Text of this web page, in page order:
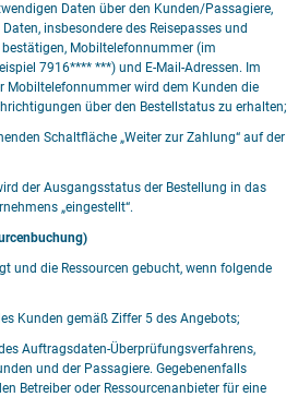
Daten über den Kunden/Passagiere,
insbesondere des Reisepasses und
Mobiltelefonnummer (im
7916**** ***) und E-Mail-Adressen. Im
Mobiltelefonnummer wird dem Kunden die
über den Bestellstatus zu erhalten;
Schaltfläche „Weiter zur Zahlung“ auf der
der Ausgangsstatus der Bestellung in das
„eingestellt“.
und die Ressourcen gebucht, wenn folgende
Kunden gemäß Ziffer 5 des Angebots;
Auftragsdaten-Überprüfungsverfahrens,
und der Passagiere. Gegebenenfalls
Betreiber oder Ressourcenanbieter für eine